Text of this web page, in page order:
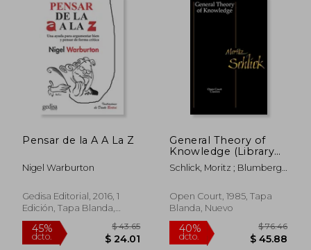
Pensar de la A A La Z
Nigel Warburton
Gedisa Editorial, 2016, 1
Edición, Tapa Blanda,
Nuevo
General Theory of
Knowledge (Library
of Exact Philosophy)
(en Inglés)
Schlick, Moritz ; Blumberg,
Open Court, 1985, Tapa
Blanda, Nuevo